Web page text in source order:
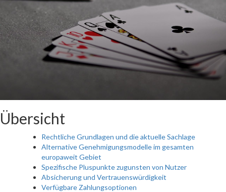
Übersicht
Rechtliche Grundlagen und die aktuelle Sachlage
Alternative Genehmigungsmodelle im gesamten
europaweit Gebiet
Spezifische Pluspunkte zugunsten von Nutzer
Absicherung und Vertrauenswürdigkeit
Verfügbare Zahlungsoptionen